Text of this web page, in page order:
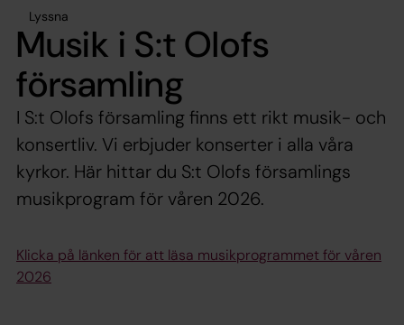
Lyssna
Musik i S:t Olofs
församling
I S:t Olofs församling finns ett rikt musik- och
konsertliv. Vi erbjuder konserter i alla våra
kyrkor. Här hittar du S:t Olofs församlings
musikprogram för våren 2026.
Klicka på länken för att läsa musikprogrammet för våren
2026